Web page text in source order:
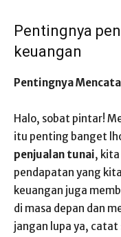
Pentingnya
keuangan
Pentingnya
Halo, sobat pintar!
itu penting banget
penjualan tunai,
pendapatan yang
keuangan juga
di masa depan dan
jangan lupa ya,